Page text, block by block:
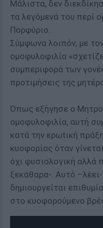
Μάλιστα, δεν
τα λεγόμενά του περί
Πορφύριο.
Σύμφωνα λοιπόν, με
ομοφυλοφιλία
συμπεριφορά των
προτιμήσεις της
Όπως εξήγησε ο
ομοφυλοφιλία, αυτή
κατά την ερωtική
κυοφορίας όταν
όχι φυσιολογική αλλά
ξεκάθαρα-. Αυτό
δημιουργείται
στο κυοφορούμενο